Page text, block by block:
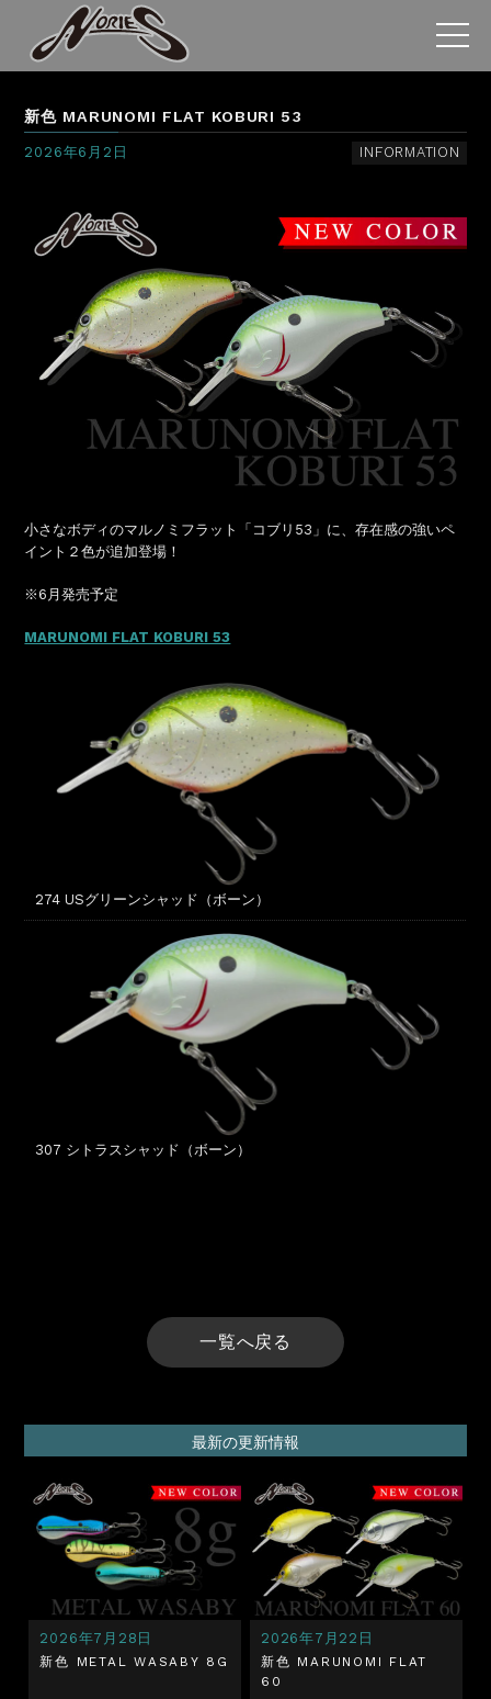
新色 MARUNOMI FLAT KOBURI 53
2026年6月2日 INFORMATION
小さなボディのマルノミフラット「コブリ53」に、存在感の強いペ
イント２色が追加登場！
※6月発売予定
MARUNOMI FLAT KOBURI 53
274 USグリーンシャッド（ボーン）
307 シトラスシャッド（ボーン）
一覧へ戻る
最新の更新情報
2026年7月28日
新色 METAL WASABY 8G
2026年7月22日
新色 MARUNOMI FLAT
60